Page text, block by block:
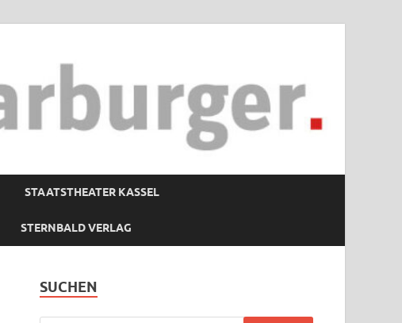
STAATSTHEATER KASSEL
STERNBALD VERLAG
SUCHEN